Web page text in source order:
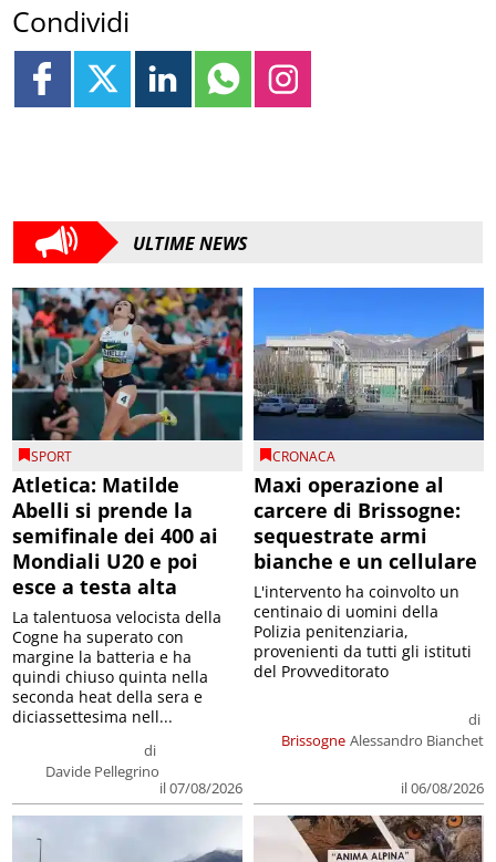
Condividi
ULTIME NEWS
SPORT
Atletica: Matilde
Abelli si prende la
semifinale dei 400 ai
Mondiali U20 e poi
esce a testa alta
di
Davide Pellegrino
il 07/08/2026
La talentuosa velocista della
Cogne ha superato con
margine la batteria e ha
quindi chiuso quinta nella
seconda heat della sera e
diciassettesima nell...
CRONACA
Maxi operazione al
carcere di Brissogne:
sequestrate armi
bianche e un cellulare
Brissogne
di
Alessandro Bianchet
il 06/08/2026
L'intervento ha coinvolto un
centinaio di uomini della
Polizia penitenziaria,
provenienti da tutti gli istituti
del Provveditorato